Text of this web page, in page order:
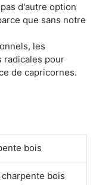
d'autre option
que sans notre
les
radicales pour
de capricornes.
bois
bois